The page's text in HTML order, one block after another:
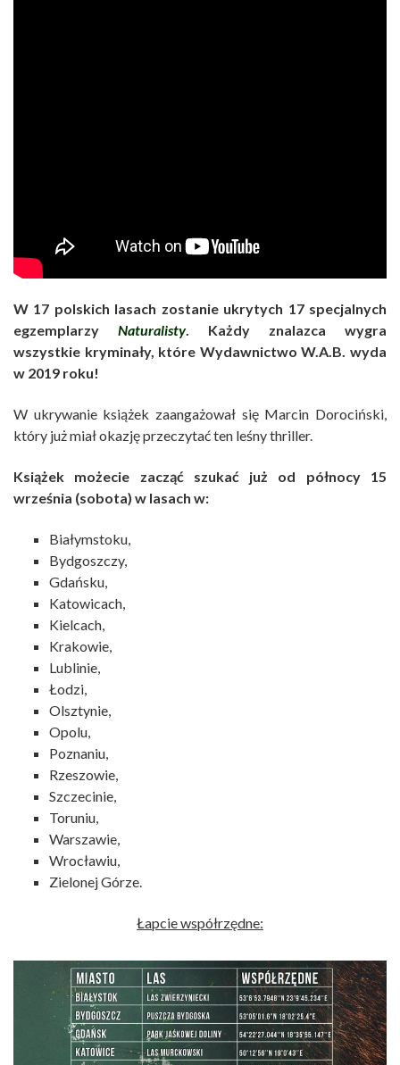
W 17 polskich lasach zostanie ukrytych 17 specjalnych
egzemplarzy Naturalisty. Każdy znalazca wygra
wszystkie kryminały, które Wydawnictwo W.A.B. wyda
w 2019 roku!
W ukrywanie książek zaangażował się Marcin Dorociński,
który już miał okazję przeczytać ten leśny thriller.
Książek możecie zacząć szukać już od północy 15
września (sobota) w lasach w:
Białymstoku,
Bydgoszczy,
Gdańsku,
Katowicach,
Kielcach,
Krakowie,
Lublinie,
Łodzi,
Olsztynie,
Opolu,
Poznaniu,
Rzeszowie,
Szczecinie,
Toruniu,
Warszawie,
Wrocławiu,
Zielonej Górze.
Łapcie współrzędne: